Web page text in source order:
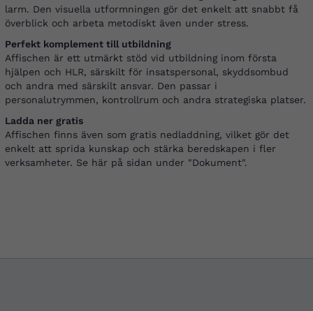
larm. Den visuella utformningen gör det enkelt att snabbt få
överblick och arbeta metodiskt även under stress.
Perfekt komplement till utbildning
Affischen är ett utmärkt stöd vid utbildning inom första
hjälpen och HLR, särskilt för insatspersonal, skyddsombud
och andra med särskilt ansvar. Den passar i
personalutrymmen, kontrollrum och andra strategiska platser.
Ladda ner gratis
Affischen finns även som gratis nedladdning, vilket gör det
enkelt att sprida kunskap och stärka beredskapen i fler
verksamheter. Se här på sidan under "Dokument".